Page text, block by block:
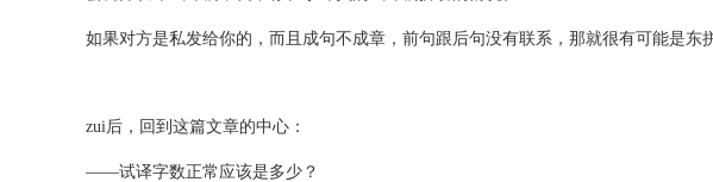
如果对方是私发给你的，而且成句不成章，前句跟后句没有联系，那就很有可能是东
zui后，回到这篇文章的中心：
——试译字数正常应该是多少？